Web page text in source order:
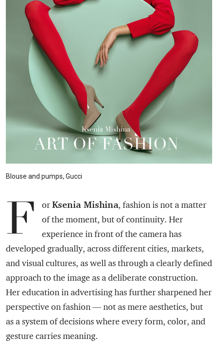
Blouse and pumps, Gucci
F orKsenia Mishina, fashion is not a matter
of the moment, but of continuity. Her
experience in front of the camera has
developed gradually, across different cities, markets,
and visual cultures, as well as through a clearly defined
approach to the image as a deliberate construction.
Her education in advertising has further sharpened her
perspective on fashion — not as mere aesthetics, but
as a system of decisions where every form, color, and
gesture carries meaning.